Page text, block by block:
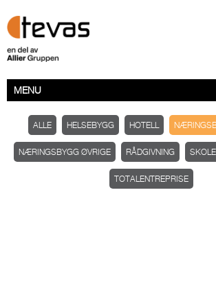
MENU
ALLE HELSEBYGG HOTELL
NÆRINGSBYGG ØVRIGE RÅDGIVNING
TOTALENTREPRISE